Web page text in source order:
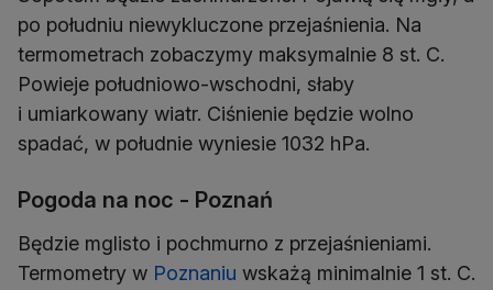
po południu niewykluczone przejaśnienia. Na
termometrach zobaczymy maksymalnie 8 st. C.
Powieje południowo-wschodni, słaby
i umiarkowany wiatr. Ciśnienie będzie wolno
spadać, w południe wyniesie 1032 hPa.
Pogoda na noc - Poznań
Będzie mglisto i pochmurno z przejaśnieniami.
Termometry w Poznaniu wskażą minimalnie 1 st. C.